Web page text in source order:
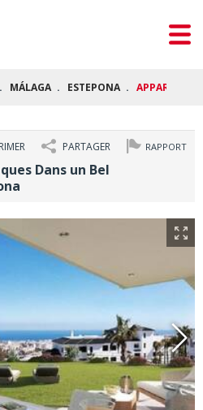
MÁLAGA ESTEPONA
RAPPORT
PARTAGER
Dans un Bel